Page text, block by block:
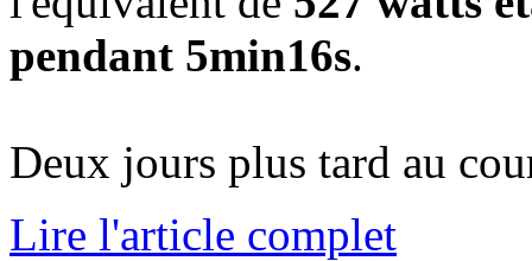
pendant 5min16s.
Deux jours plus tard au
Lire l'article complet